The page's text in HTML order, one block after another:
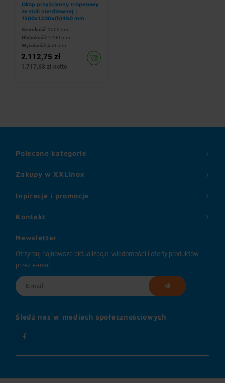
Okap przyścienny trapezowy
ze stali nierdzewnej |
1500x1200x(h)450 mm
Szerokość: 1500 mm
Głębokość: 1200 mm
Wysokość: 450 mm
2.112,75 zł
1.717,68 zł netto
Zakupy w XXLinox
Inpiracje i promocje
Polecane kategorie
Kontakt
Newsletter
Otrzymuj najnowsze aktualizacje, wiadomości i oferty produktów
przez e-mail
Śledź nas w mediach społecznościowych